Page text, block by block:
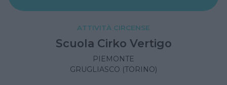
ATTIVITÀ CIRCENSE
Scuola Cirko Vertigo
PIEMONTE
GRUGLIASCO (TORINO)